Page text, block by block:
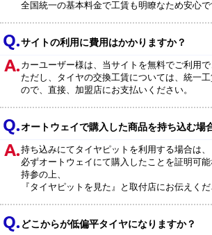
全国統一の基本料金で工賃も明瞭なため安心で
サイトの利用に費用はかかりますか？
カーユーザー様は、当サイトを無料でご利用で
ただし、タイヤの交換工賃については、統一
ので、直接、加盟店にお支払いください。
オートウェイで購入した商品を持ち込む場
持ち込みにてタイヤピットを利用する場合は、
必ずオートウェイにて購入したことを証明可
持参の上、
『タイヤピットを見た』と取付店にお伝えくだ
どこからが低偏平タイヤになりますか？